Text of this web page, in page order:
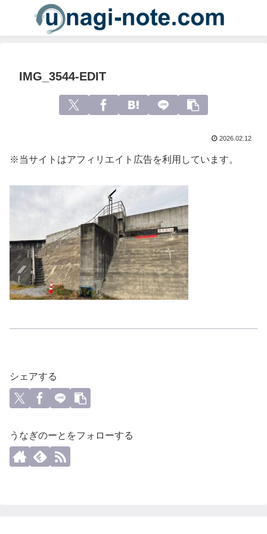
IMG_3544-EDIT
2026.02.12
※当サイトはアフィリエイト広告を利用しています。
シェアする
うなぎのーとをフォローする